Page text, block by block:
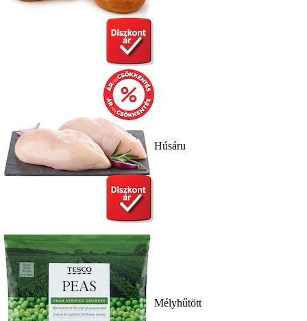
Húsáru
Mélyhűtött